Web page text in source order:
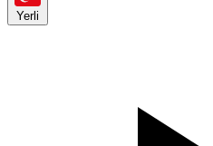
Yerli